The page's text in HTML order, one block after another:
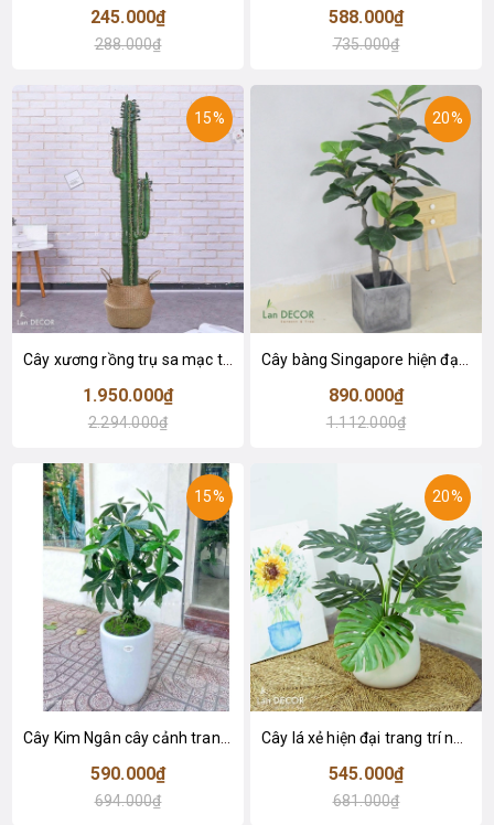
245.000₫
288.000₫
588.000₫
735.000₫
15%
Cây xương rồng trụ sa mạc trang trí loại 2 tay (155cm) - LC2912
1.950.000₫
2.294.000₫
20%
890.000₫
1.112.000₫
15%
590.000₫
694.000₫
20%
545.000₫
681.000₫